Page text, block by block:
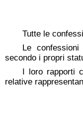
Tutte le
Le
secondo i propri
I loro rapporti
relative